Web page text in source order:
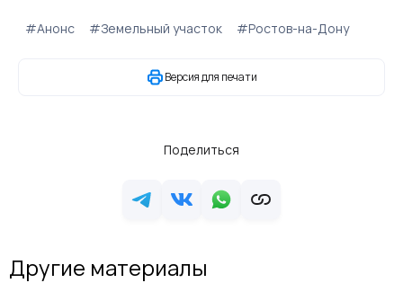
#Анонс #Земельный участок #Ростов-на-Дону
Версия для печати
Поделиться
Другие материалы